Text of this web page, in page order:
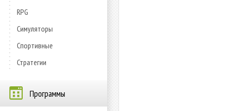
RPG
Симуляторы
Спортивные
Стратегии
Программы